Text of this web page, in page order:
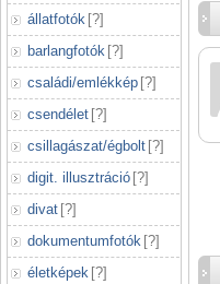
állatfotók [?]
barlangfotók [?]
családi/emlékkép [?]
csendélet [?]
csillagászat/égbolt [?]
digit. illusztráció [?]
divat [?]
dokumentumfotók [?]
életképek [?]